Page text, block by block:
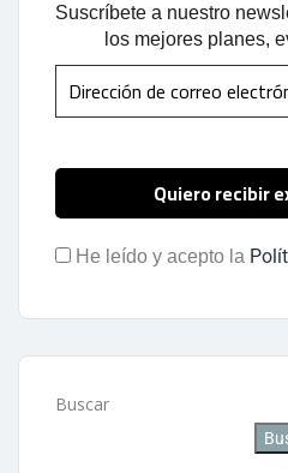
Suscríbete a nuestro
los mejores planes,
He leído y acepto la
Buscar